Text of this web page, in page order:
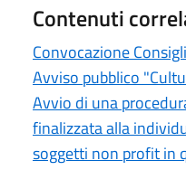
Contenuti
Convocazione
Avviso pubblico
Avvio di una
finalizzata alla
soggetti non profit in